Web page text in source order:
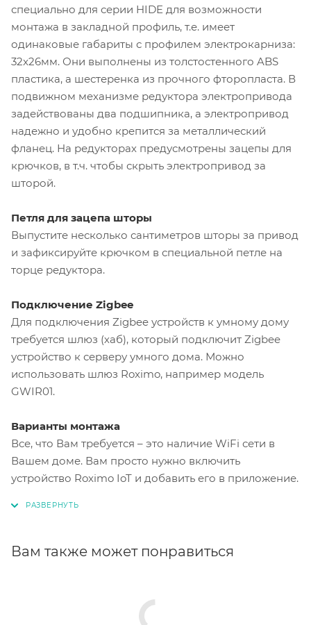
специально для серии HIDE для возможности
монтажа в закладной профиль, т.е. имеет
одинаковые габариты с профилем электрокарниза:
32x26мм. Они выполнены из толстостенного ABS
пластика, а шестеренка из прочного фторопласта. В
подвижном механизме редуктора электропривода
задействованы два подшипника, а электропривод
надежно и удобно крепится за металлический
фланец. На редукторах предусмотрены зацепы для
крючков, в т.ч. чтобы скрыть электропривод за
шторой.
Петля для зацепа шторы
Выпустите несколько сантиметров шторы за привод
и зафиксируйте крючком в специальной петле на
торце редуктора.
Подключение Zigbee
Для подключения Zigbee устройств к умному дому
требуется шлюз (хаб), который подключит Zigbee
устройство к серверу умного дома. Можно
использовать шлюз Roximo, например модель
GWIR01.
Варианты монтажа
Все, что Вам требуется – это наличие WiFi сети в
Вашем доме. Вам просто нужно включить
устройство Roximo IoT и добавить его в приложение.
Вам также может понравиться